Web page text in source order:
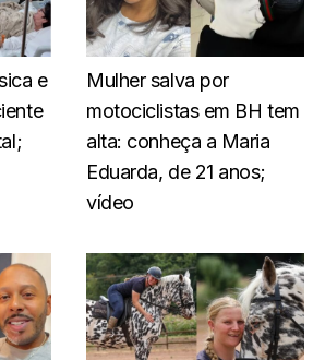
e
Mulher salva por
motociclistas em BH tem
alta: conheça a Maria
Eduarda, de 21 anos;
vídeo